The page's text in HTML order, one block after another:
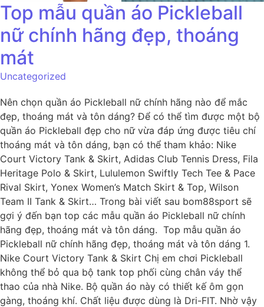
Top mẫu quần áo Pickleball
nữ chính hãng đẹp, thoáng
mát
Uncategorized
Nên chọn quần áo Pickleball nữ chính hãng nào để mắc
đẹp, thoáng mát và tôn dáng? Để có thể tìm được một bộ
quần áo Pickleball đẹp cho nữ vừa đáp ứng được tiêu chí
thoáng mát và tôn dáng, bạn có thể tham khảo: Nike
Court Victory Tank & Skirt, Adidas Club Tennis Dress, Fila
Heritage Polo & Skirt, Lululemon Swiftly Tech Tee & Pace
Rival Skirt, Yonex Women’s Match Skirt & Top, Wilson
Team II Tank & Skirt… Trong bài viết sau bom88sport sẽ
gợi ý đến bạn top các mẫu quần áo Pickleball nữ chính
hãng đẹp, thoáng mát và tôn dáng. Top mẫu quần áo
Pickleball nữ chính hãng đẹp, thoáng mát và tôn dáng 1.
Nike Court Victory Tank & Skirt Chị em chơi Pickleball
không thể bỏ qua bộ tank top phối cùng chân váy thể
thao của nhà Nike. Bộ quần áo này có thiết kế ôm gọn
gàng, thoáng khí. Chất liệu được dùng là Dri-FIT. Nhờ vậy